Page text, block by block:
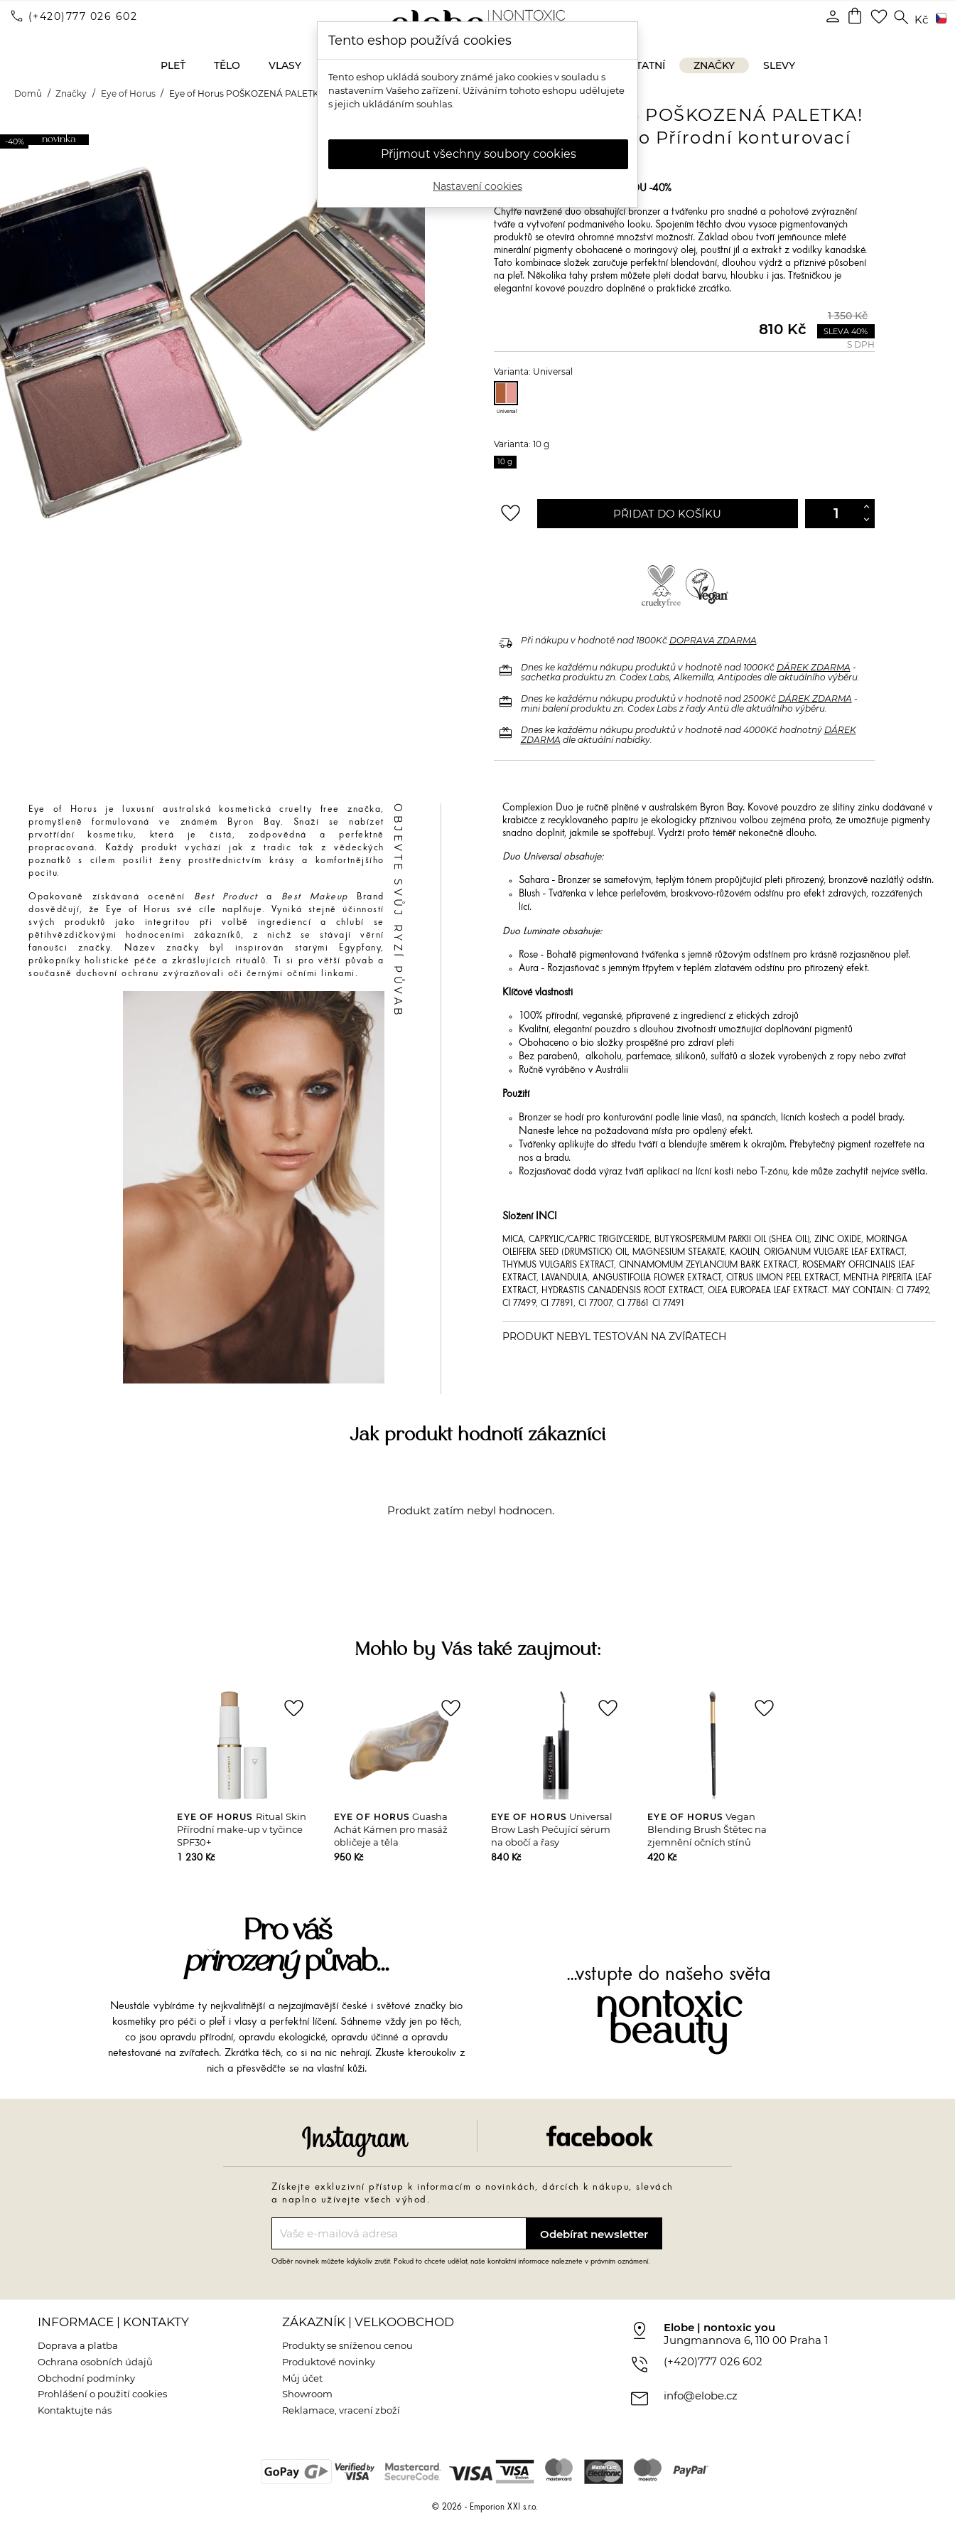
call (+420)777 026 602 shopping_bag favorite_border search Kč
person
PLEŤ TĚLO VLASY OSTATNÍ ZNAČKY SLEVY
Domů Značky Eye of Horus Eye of Horus POŠKOZENÁ PALETKA! Complexion Duo Přírodní konturovací paletka
-40% novinka
EYE OF HORUS POŠKOZENÁ PALETKA!
Complexion Duo Přírodní konturovací
paletka
POŠKOZENÁ PALETKA SE SLEVOU -40%
Chytře navržené duo obsahující bronzer a tvářenku pro snadné a pohotové zvýraznění
tváře a vytvoření podmanivého looku. Spojením těchto dvou vysoce pigmentovaných
produktů se otevírá ohromné množství možností. Základ obou tvoří jemňounce mleté
minerální pigmenty obohacené o moringový olej, pouštní jíl a extrakt z vodilky kanadské.
Tato kombinace složek zaručuje perfektní blendování, dlouhou výdrž a příznivé působení
na pleť. Několika tahy prstem můžete pleti dodat barvu, hloubku i jas. Třešničkou je
elegantní kovové pouzdro doplněné o praktické zrcátko.
1 350 Kč
810 Kč SLEVA 40%
S DPH
Varianta: Universal
Universal
Varianta: 10 g
10 g
favorite_border PŘIDAT DO KOŠÍKU
delivery_truck_speed Při nákupu v hodnotě nad 1800Kč DOPRAVA ZDARMA
redeem Dnes ke každému nákupu produktů v hodnotě nad 1000Kč DÁREK ZDARMA -
sachetka produktu zn. Codex Labs, Alkemilla, Antipodes dle aktuálního výběru.
redeem Dnes ke každému nákupu produktů v hodnotě nad 2500Kč DÁREK ZDARMA -
mini balení produktu zn. Codex Labs z řady Antü dle aktuálního výběru.
redeem Dnes ke každému nákupu produktů v hodnotě nad 4000Kč hodnotný DÁREK
ZDARMA dle aktuální nabídky.
Eye of Horus je luxusní australská kosmetická cruelty free značka,
promyšleně formulovaná ve známém Byron Bay. Snaží se nabízet
prvotřídní kosmetiku, která je čistá, zodpovědná a perfektně
propracovaná. Každý produkt vychází jak z tradic tak z vědeckých
poznatků s cílem posílit ženy prostřednictvím krásy a komfortnějšího
pocitu.
Opakovaně získávaná ocenění Best Producta Best Makeup Brand
dosvědčují, že Eye of Horus své cíle naplňuje. Vyniká stejně účinností
svých produktů jako integritou při volbě ingrediencí a chlubí se
pětihvězdičkovými hodnoceními zákazníků, z nichž se stávají věrní
fanoušci značky. Název značky byl inspirován starými Egypťany,
průkopníky holistické péče a zkrášlujících rituálů. Ti si pro větší půvab a
současně duchovní ochranu zvýrazňovali oči černými očními linkami.
OBJEVTE SVŮJ RYZÍ PŮVAB
Complexion Duo je ručně plněné v australském Byron Bay. Kovové pouzdro ze slitiny zinku dodávané v
krabičce z recyklovaného papíru je ekologicky příznivou volbou zejména proto, že umožňuje pigmenty
snadno doplnit, jakmile se spotřebují. Vydrží proto téměř nekonečně dlouho.
Duo Universal obsahuje:
Sahara - Bronzer se sametovým, teplým tónem propůjčující pleti přirozený, bronzově nazlátlý odstín.
Blush - Tvářenka v lehce perleťovém, broskvovo-růžovém odstínu pro efekt zdravých, rozzářených
lící.
Duo Luminate obsahuje:
Rose - Bohatě pigmentovaná tvářenka s jemně růžovým odstínem pro krásně rozjasněnou pleť.
Aura - Rozjasňovač s jemným třpytem v teplém zlatavém odstínu pro přirozený efekt.
Klíčové vlastnosti
100% přírodní, veganské, připravené z ingrediencí z etických zdrojů
Kvalitní, elegantní pouzdro s dlouhou životností umožňující doplňování pigmentů
Obohaceno o bio složky prospěšné pro zdraví pleti
Bez parabenů, alkoholu, parfemace, silikonů, sulfátů a složek vyrobených z ropy nebo zvířat
Ručně vyráběno v Austrálii
Použití
Bronzer se hodí pro konturování podle linie vlasů, na spáncích, lícních kostech a podél brady.
Naneste lehce na požadovaná místa pro opálený efekt.
Tvářenky aplikujte do středu tváří a blendujte směrem k okrajům. Přebytečný pigment rozetřete na
nos a bradu.
Rozjasňovač dodá výraz tváři aplikací na lícní kosti nebo T-zónu, kde může zachytit nejvíce světla.
Složení INCI
MICA, CAPRYLIC/CAPRIC TRIGLYCERIDE, BUTYROSPERMUM PARKII OIL (SHEA OIL), ZINC OXIDE, MORINGA
OLEIFERA SEED (DRUMSTICK) OIL, MAGNESIUM STEARATE, KAOLIN, ORIGANUM VULGARE LEAF EXTRACT,
THYMUS VULGARIS EXTRACT, CINNAMOMUM ZEYLANCIUM BARK EXTRACT, ROSEMARY OFFICINALIS LEAF
EXTRACT, LAVANDULA, ANGUSTIFOLIA FLOWER EXTRACT, CITRUS LIMON PEEL EXTRACT, MENTHA PIPERITA LEAF
EXTRACT, HYDRASTIS CANADENSIS ROOT EXTRACT, OLEA EUROPAEA LEAF EXTRACT. MAY CONTAIN: CI 77492,
CI 77499, CI 77891, CI 77007, CI 77861 CI 77491
Jak produkt hodnotí zákazníci
Produkt zatím nebyl hodnocen.
Mohlo by Vás také zaujmout:
EYE OF HORUS Ritual Skin
Přírodní make-up v tyčince
SPF30+
1 230 Kč
favorite_border
EYE OF HORUS Guasha
Achát Kámen pro masáž
obličeje a těla
950 Kč
favorite_border
EYE OF HORUS Universal
Brow Lash Pečující sérum
na obočí a řasy
840 Kč
favorite_border
EYE OF HORUS Vegan
Blending Brush Štětec na
zjemnění očních stínů
420 Kč
favorite_border
Pro váš
přirozenýpůvab...
Neustále vybíráme ty nejkvalitnější a nejzajímavější české i světové značky bio
kosmetiky pro péči o pleť i vlasy a perfektní líčení. Sáhneme vždy jen po těch,
co jsou opravdu přírodní, opravdu ekologické, opravdu účinné a opravdu
netestované na zvířatech. Zkrátka těch, co si na nic nehrají. Zkuste kteroukoliv z
nich a přesvědčte se na vlastní kůži.
...vstupte do našeho světa
nontoxic
beauty
Získejte exkluzivní přístup k informacím o novinkách, dárcích k nákupu, slevách
a naplno užívejte všech výhod.
Odběr novinek můžete kdykoliv zrušit. Pokud to chcete udělat, naše kontaktní informace naleznete v právním oznámení.
INFORMACE | KONTAKTY
Doprava a platba
Ochrana osobních údajů
Obchodní podmínky
Prohlášení o použití cookies
Kontaktujte nás
ZÁKAZNÍK | VELKOOBCHOD
Produkty se sníženou cenou
Produktové novinky
Můj účet
Showroom
Reklamace, vracení zboží
pin_drop
Elobe | nontoxic you
Jungmannova 6, 110 00 Praha 1
phone_in_talk (+420)777 026 602
mail info@elobe.cz
© 2026 - Emporion XXI s.r.o.
Tento eshop používá cookies
Tento eshop ukládá soubory známé jako cookies v souladu s
nastavením Vašeho zařízení. Užíváním tohoto eshopu udělujete
s jejich ukládáním souhlas.
Přijmout všechny soubory cookies
Nastavení cookies